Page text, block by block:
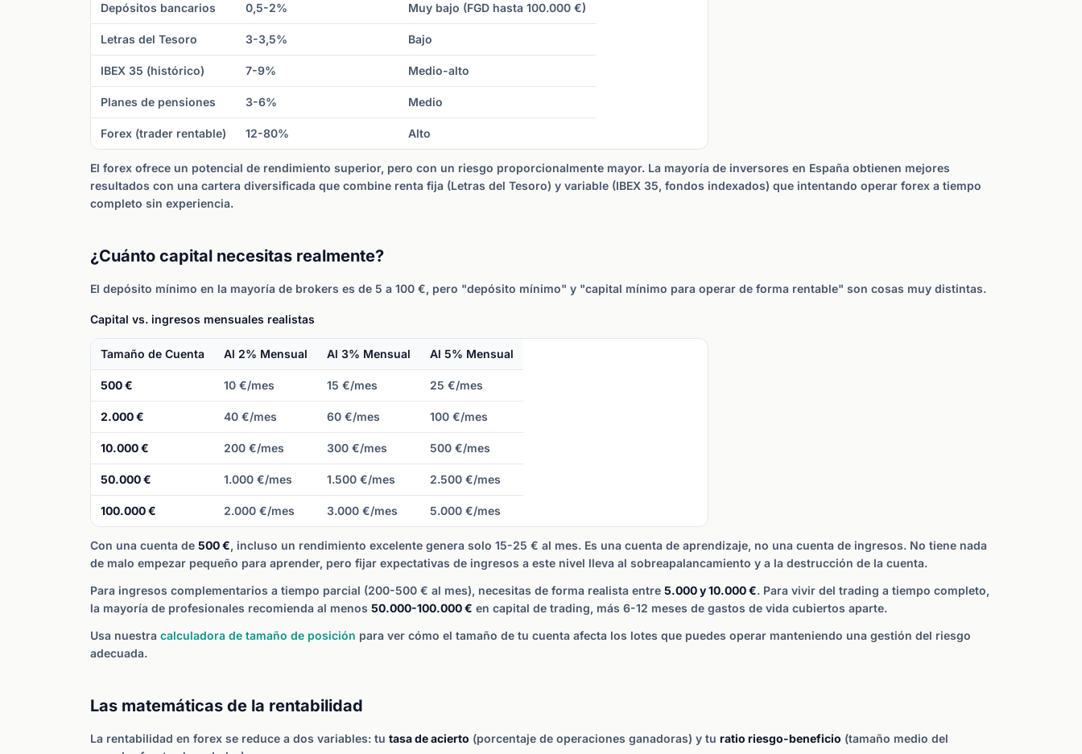
Depósitos bancarios 0,5-2% Muy bajo (FGD hasta 100.000 €)
Letras del Tesoro 3-3,5% Bajo
IBEX 35 (histórico) 7-9% Medio-alto
Planes de pensiones 3-6% Medio
Forex (trader rentable) 12-80% Alto
El forex ofrece un potencial de rendimiento superior, pero con un riesgo proporcionalmente mayor. La mayoría de inversores en España obtienen mejores
resultados con una cartera diversificada que combine renta fija (Letras del Tesoro) y variable (IBEX 35, fondos indexados) que intentando operar forex a tiempo
completo sin experiencia.
¿Cuánto capital necesitas realmente?
El depósito mínimo en la mayoría de brokers es de 5 a 100 €, pero "depósito mínimo" y "capital mínimo para operar de forma rentable" son cosas muy distintas.
Capital vs. ingresos mensuales realistas
Tamaño de Cuenta Al 2% Mensual Al 3% Mensual Al 5% Mensual
500 € 10 €/mes 15 €/mes 25 €/mes
2.000 € 40 €/mes 60 €/mes 100 €/mes
10.000 € 200 €/mes 300 €/mes 500 €/mes
50.000 € 1.000 €/mes 1.500 €/mes 2.500 €/mes
100.000 € 2.000 €/mes 3.000 €/mes 5.000 €/mes
Con una cuenta de 500 €, incluso un rendimiento excelente genera solo 15-25 € al mes. Es una cuenta de aprendizaje, no una cuenta de ingresos. No tiene nada
de malo empezar pequeño para aprender, pero fijar expectativas de ingresos a este nivel lleva al sobreapalancamiento y a la destrucción de la cuenta.
Para ingresos complementarios a tiempo parcial (200-500 € al mes), necesitas de forma realista entre 5.000 y 10.000 €. Para vivir del trading a tiempo completo,
la mayoría de profesionales recomienda al menos 50.000-100.000 € en capital de trading, más 6-12 meses de gastos de vida cubiertos aparte.
Usa nuestra calculadora de tamaño de posición para ver cómo el tamaño de tu cuenta afecta los lotes que puedes operar manteniendo una gestión del riesgo
adecuada.
Las matemáticas de la rentabilidad
La rentabilidad en forex se reduce a dos variables: tu tasa de acierto (porcentaje de operaciones ganadoras) y tu ratio riesgo-beneficio (tamaño medio del